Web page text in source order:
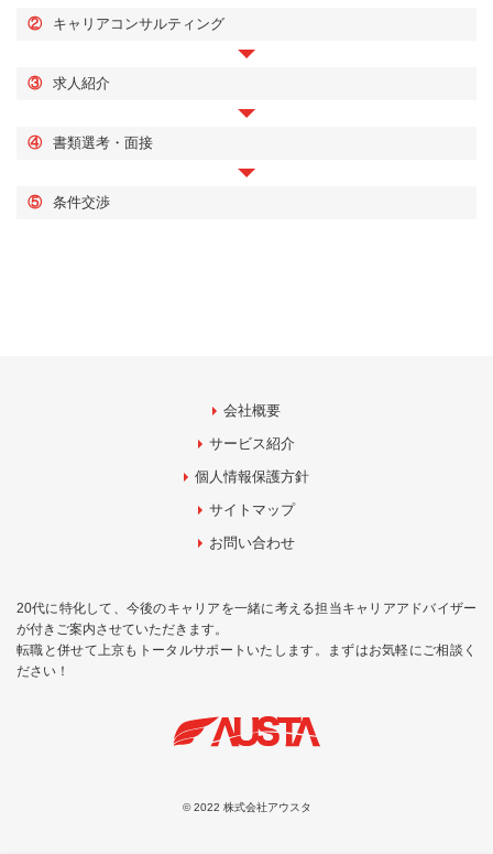
② キャリアコンサルティング
③ 求人紹介
④ 書類選考・面接
⑤ 条件交渉
会社概要
サービス紹介
個人情報保護方針
サイトマップ
お問い合わせ
20代に特化して、今後のキャリアを一緒に考える担当キャリアアドバイザー
が付きご案内させていただきます。
転職と併せて上京もトータルサポートいたします。まずはお気軽にご相談く
ださい！
© 2022 株式会社アウスタ